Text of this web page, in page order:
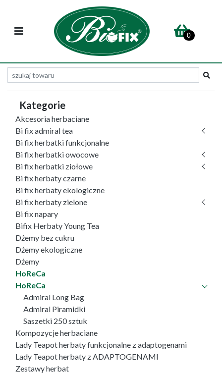
0
Kategorie
Akcesoria herbaciane
Bi fix admiral tea
Bi fix herbatki funkcjonalne
Bi fix herbatki owocowe
Bi fix herbatki ziołowe
Bi fix herbaty czarne
Bi fix herbaty ekologiczne
Bi fix herbaty zielone
Bi fix napary
Bifix Herbaty Young Tea
Dżemy bez cukru
Dżemy ekologiczne
Dżemy
HoReCa
HoReCa
Admiral Long Bag
Admiral Piramidki
Saszetki 250 sztuk
Kompozycje herbaciane
Lady Teapot herbaty funkcjonalne z adaptogenami
Lady Teapot herbaty z ADAPTOGENAMI
Zestawy herbat